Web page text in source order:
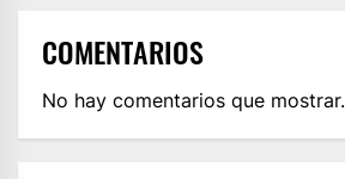
COMENTARIOS
No hay comentarios que mostrar.